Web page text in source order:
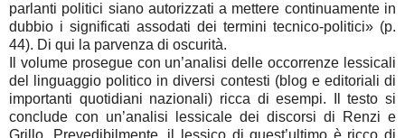
parlanti politici siano autorizzati a mettere continuamente in
dubbio i significati assodati dei termini tecnico-politici» (p.
44). Di qui la parvenza di oscurità.
Il volume prosegue con un’analisi delle occorrenze lessicali
del linguaggio politico in diversi contesti (blog e editoriali di
importanti quotidiani nazionali) ricca di esempi. Il testo si
conclude con un’analisi lessicale dei discorsi di Renzi e